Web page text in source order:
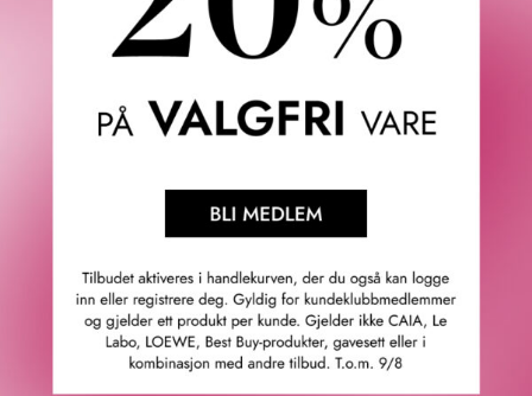
Passer alle hudtyper.
Technology™, som smelter inn i din hudtone med et jevnt
streif av farge.
Beviste resultater: Etter 1 gangs bruk (øyeblikkelig):
· 88% av kvinnene så en øyeblikkelig oppfriskning av trøtt
· 89% av kvinnene opplevde at hudtonen så mer jevn ut.
Etter 1 uke*:
89% av kvinnene opplevde at hudens farge ble korrigert.*